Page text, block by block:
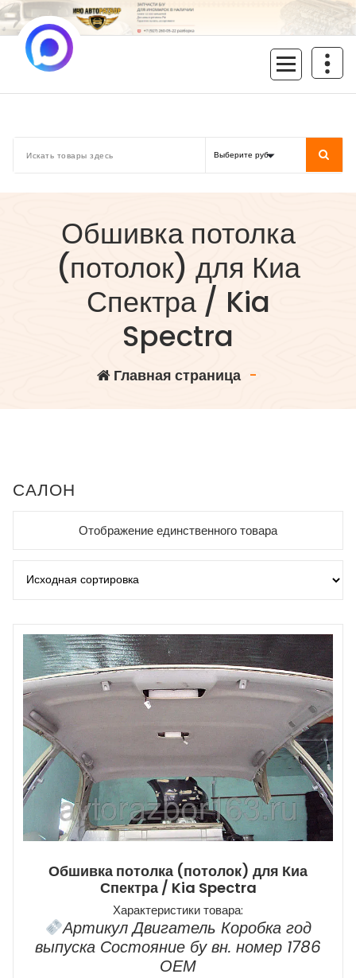
Перейти
к
содержимому
Обшивка потолка
(потолок) для Киа
Спектра / Kia
Spectra
Главная страница-
САЛОН
Отображение единственного товара
Обшивка потолка (потолок) для Киа
Спектра / Kia Spectra
Характеристики товара:
Артикул Двигатель Коробка год
выпуска Состояние бу вн. номер 1786
ОЕМ